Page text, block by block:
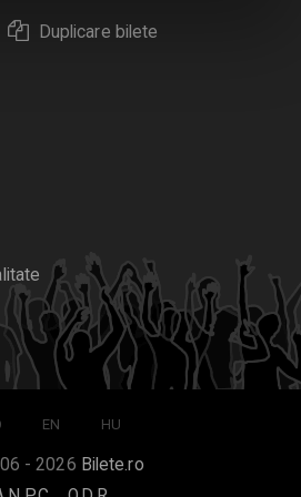
Duplicare bilete
EN HU
- 2026 Bilete.ro